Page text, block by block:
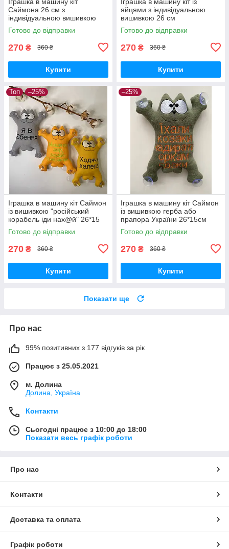
Саймона 26 см з
індивідуальною вишивкою
Готово до відправки
270 ₴ 360 ₴
Купити
яйцями з індивідуальною
вишивкою 26 см
Готово до відправки
270 ₴ 360 ₴
Купити
Топ –25%
Іграшка в машину кіт Саймон
із вишивкою "російський
корабель іди нах@й" 26*15
см
Готово до відправки
270 ₴ 360 ₴
Купити
–25%
Іграшка в машину кіт Саймон
із вишивкою герба або
прапора України 26*15см
Готово до відправки
270 ₴ 360 ₴
Купити
Показати ще
Про нас
99% позитивних з 177 відгуків за рік
Працює з 25.05.2021
м. Долина
Долина, Україна
Контакти
Сьогодні працює з 10:00 до 18:00
Показати весь графік роботи
Про нас
Контакти
Доставка та оплата
Графік роботи